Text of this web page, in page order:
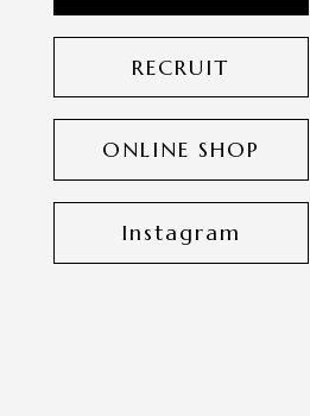
RECRUIT
ONLINE SHOP
Instagram